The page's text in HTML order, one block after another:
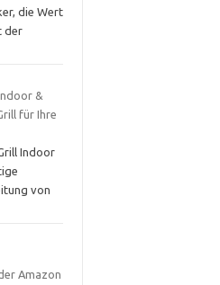
die Wert
der
&
für Ihre
Indoor
von
Amazon